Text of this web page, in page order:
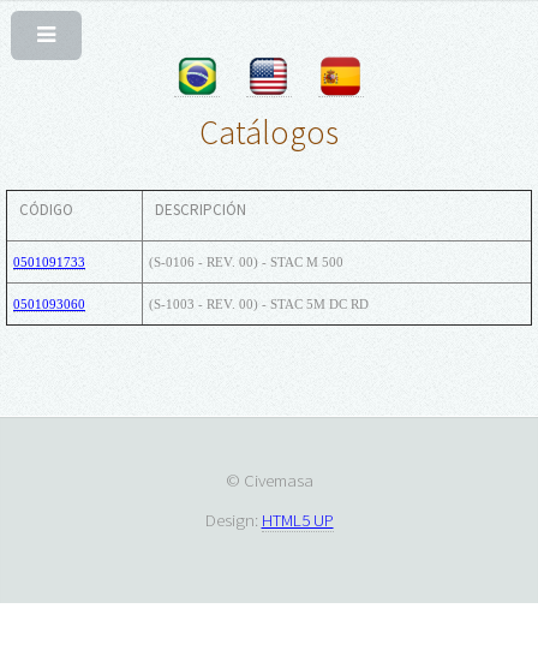
Catálogos
CÓDIGO DESCRIPCIÓN
0501091733 (S-0106 - REV. 00) - STAC M 500
0501093060 (S-1003 - REV. 00) - STAC 5M DC RD
© Civemasa
Design: HTML5 UP